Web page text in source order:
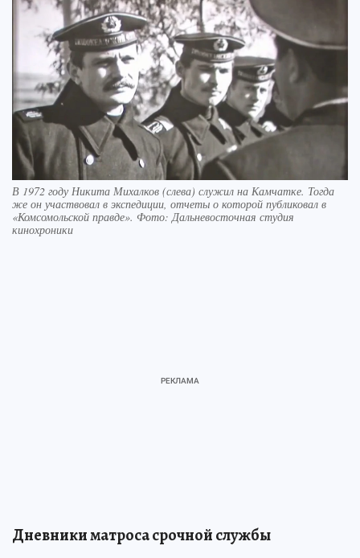
В 1972 году Никита Михалков (слева) служил на Камчатке. Тогда
же он участвовал в экспедиции, отчеты о которой публиковал в
«Комсомольской правде». Фото: Дальневосточная студия
кинохроники
Дневники матроса срочной службы